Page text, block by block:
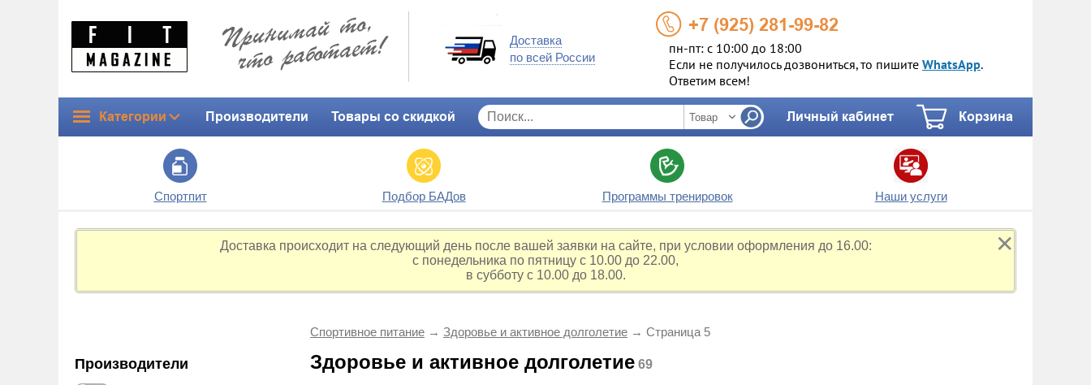
Доставка
по всей России
+7 (925) 281-99-82
пн-пт: с 10:00 до 18:00
Если не получилось дозвониться, то пишите WhatsApp.
Ответим всем!
Категории Производители Товары со скидкой Личный кабинет Корзина
Спортпит Подбор БАДов Программы тренировок Наши услуги
✕
Доставка происходит на следующий день после вашей заявки на сайте, при условии оформления до 16.00:
с понедельника по пятницу с 10.00 до 22.00,
в субботу с 10.00 до 18.00.
Производители
Спортивное питание → Здоровье и активное долголетие → Страница 5
Здоровье и активное долголетие 69